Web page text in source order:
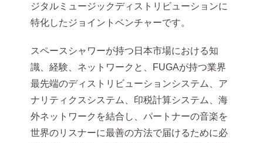
ジタルミュージックディストリビューションに
特化したジョイントベンチャーです。
スペースシャワーが持つ日本市場における知
識、経験、ネットワークと、FUGAが持つ業界
最先端のディストリビューションシステム、ア
ナリティクスシステム、印税計算システム、海
外ネットワークを結合し、パートナーの音楽を
世界のリスナーに最善の方法で届けるために必